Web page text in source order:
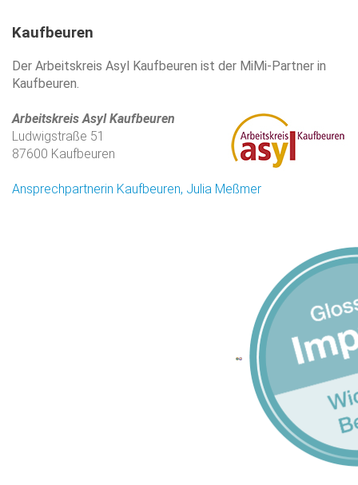
Kaufbeuren
Der Arbeitskreis Asyl Kaufbeuren ist der MiMi-Partner in
Kaufbeuren.
Arbeitskreis Asyl Kaufbeuren
Ludwigstraße 51
87600 Kaufbeuren
Ansprechpartnerin Kaufbeuren, Julia Meßmer